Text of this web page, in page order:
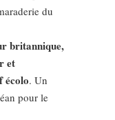
du
britannique,
et
écolo. Un
pour le